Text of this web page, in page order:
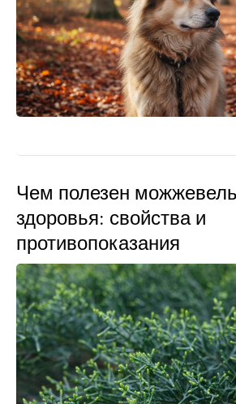
Чем полезен
здоровья: свойства и
противопоказания